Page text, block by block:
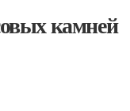
камней